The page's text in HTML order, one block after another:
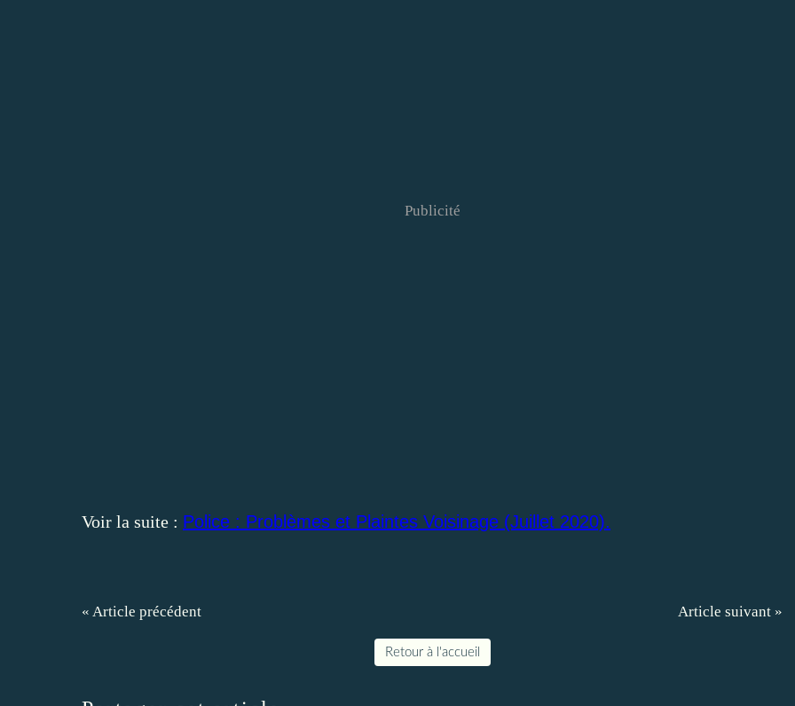
Publicité
Voir la suite : Police : Problèmes et Plaintes Voisinage (Juillet 2020).
« Article précédent Article suivant »
Retour à l'accueil